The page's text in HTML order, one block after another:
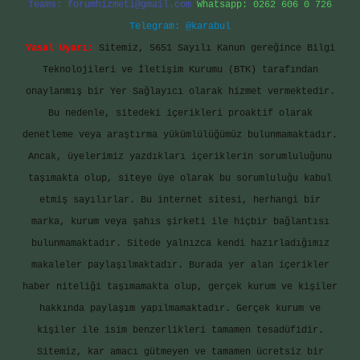
Teams: forumhizmeti@gmail.com Whatsapp: 0262 606 0 726
Telegram: @karabul
Yasal Uyarı:
Sitemiz, 5651 Sayılı Kanun gereğince Bilgi
Teknolojileri ve İletişim Kurumu (BTK) tarafından
onaylanmış bir Yer Sağlayıcı olarak hizmet vermektedir.
Bu nedenle, sitedeki içerikleri proaktif olarak
denetleme veya araştırma yükümlülüğümüz bulunmamaktadır.
Ancak, üyelerimiz yazdıkları içeriklerin sorumluluğunu
taşımakta olup, siteye üye olarak bu sorumluluğu kabul
etmiş sayılırlar. Bu internet sitesi, herhangi bir
marka, kurum veya şahıs şirketi ile hiçbir bağlantısı
bulunmamaktadır. Sitede yalnızca kendi hazırladığımız
makaleler paylaşılmaktadır. Burada yer alan içerikler
haber niteliği taşımamakta olup, gerçek kurum ve kişiler
hakkında paylaşım yapılmamaktadır. Gerçek kurum ve
kişiler ile isim benzerlikleri tamamen tesadüfidir.
Sitemiz, kar amacı gütmeyen ve tamamen ücretsiz bir